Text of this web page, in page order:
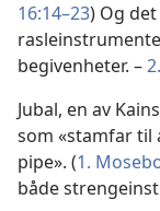
16:14–23) Og
begivenheter. –
Jubal, en av
som «stamfar til
pipe». (1.
både